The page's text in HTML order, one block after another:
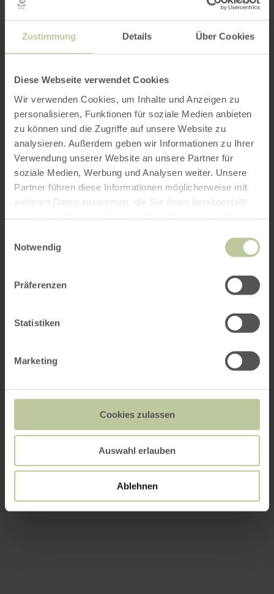
Zustimmung Details Über Cookies
Diese Webseite verwendet Cookies
Wir verwenden Cookies, um Inhalte und Anzeigen zu
personalisieren, Funktionen für soziale Medien anbieten
zu können und die Zugriffe auf unsere Website zu
analysieren. Außerdem geben wir Informationen zu Ihrer
Verwendung unserer Website an unsere Partner für
soziale Medien, Werbung und Analysen weiter. Unsere
Partner führen diese Informationen möglicherweise mit
weiteren Daten zusammen, die Sie ihnen bereitgestellt
Notwendig
Präferenzen
Statistiken
Marketing
Cookies zulassen
Auswahl erlauben
Ablehnen